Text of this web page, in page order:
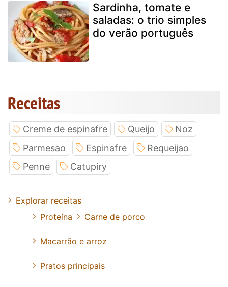
Sardinha, tomate e
saladas: o trio simples
do verão português
Receitas
Creme de espinafre Queijo
Noz
Parmesao
Espinafre
Requeijao
Penne
Catupiry
Explorar receitas
Proteína
Carne de porco
Macarrão e arroz
Pratos principais